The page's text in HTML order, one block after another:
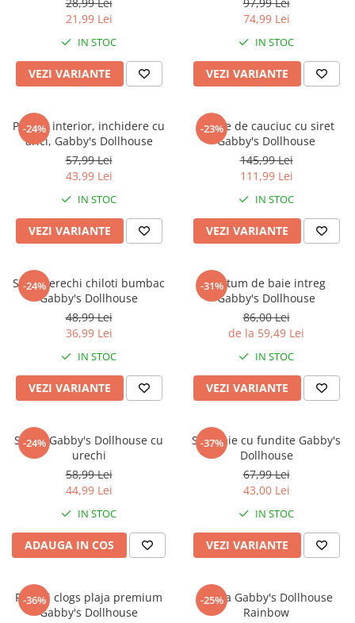
Cry Babies
Wonder Woman
The Grinch
FLAMINGO
Incaltaminte fete
Ghete si cizme fete
Pantofi fete
Pantofi sport fete
Sandale fete
21,99 Lei
IN STOC
VEZI VARIANTE
74,99 Lei
IN STOC
VEZI VARIANTE
-24%
Pantofi interior, inchidere cu
arici, Gabby's Dollhouse
57,99 Lei
43,99 Lei
IN STOC
VEZI VARIANTE
-23%
Cizme de cauciuc cu siret
Gabby's Dollhouse
145,99 Lei
111,99 Lei
IN STOC
VEZI VARIANTE
-24%
Set 3 perechi chiloti bumbac
Gabby's Dollhouse
48,99 Lei
36,99 Lei
IN STOC
VEZI VARIANTE
-31%
Costum de baie intreg
Gabby's Dollhouse
86,00 Lei
de la 59,49 Lei
IN STOC
VEZI VARIANTE
-24%
Sapca Gabby's Dollhouse cu
urechi
58,99 Lei
44,99 Lei
IN STOC
ADAUGA IN COS
-37%
Slip baie cu fundite Gabby's
Dollhouse
67,99 Lei
43,00 Lei
IN STOC
VEZI VARIANTE
-36%
Papuci clogs plaja premium
Gabby's Dollhouse
-25%
Sapca Gabby's Dollhouse
Rainbow